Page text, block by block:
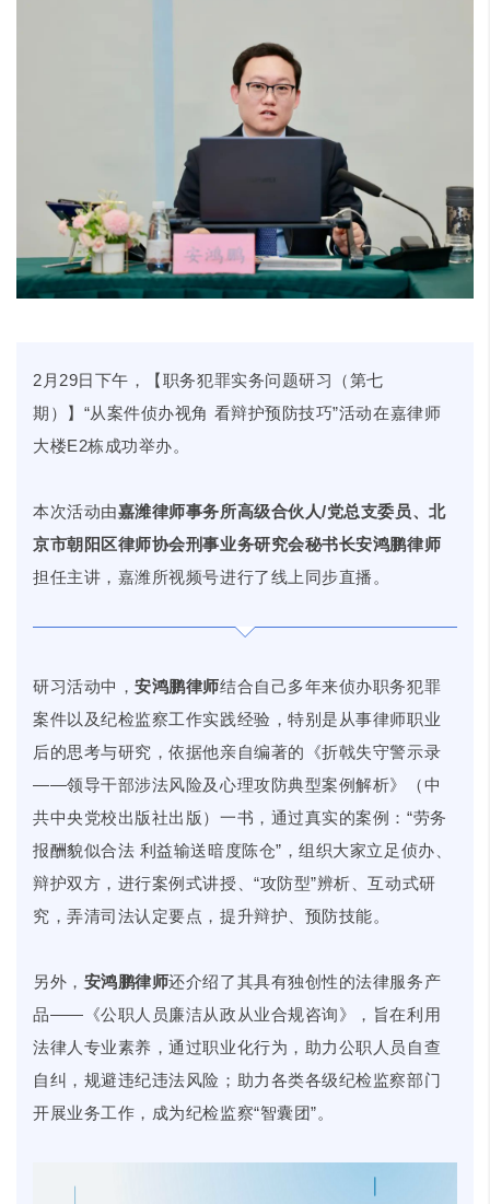
2月29日下午，【职务犯罪实务问题研习（第七
期）】“从案件侦办视角 看辩护预防技巧”活动在嘉律师
大楼E2栋成功举办。
本次活动由嘉潍律师事务所高级合伙人/党总支委员、北
京市朝阳区律师协会刑事业务研究会秘书长安鸿鹏律师
担任主讲，嘉潍所视频号进行了线上同步直播。
研习活动中，安鸿鹏律师结合自己多年来侦办职务犯罪
案件以及纪检监察工作实践经验，特别是从事律师职业
后的思考与研究，依据他亲自编著的《折戟失守警示录
——领导干部涉法风险及心理攻防典型案例解析》（中
共中央党校出版社出版）一书，通过真实的案例：“劳务
报酬貌似合法 利益输送暗度陈仓”，组织大家立足侦办、
辩护双方，进行案例式讲授、“攻防型”辨析、互动式研
究，弄清司法认定要点，提升辩护、预防技能。
另外， 安鸿鹏律师还介绍了其具有独创性的法律服务产
品——《公职人员廉洁从政从业合规咨询》，旨在利用
法律人专业素养，通过职业化行为，助力公职人员自查
自纠，规避违纪违法风险；助力各类各级纪检监察部门
开展业务工作，成为纪检监察“智囊团”。